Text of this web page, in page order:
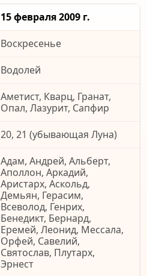
15 февраля 2009 г.
Воскресенье
Водолей
Аметист, Кварц, Гранат,
Опал, Лазурит, Сапфир
20, 21 (убывающая Луна)
Адам, Андрей, Альберт,
Аполлон, Аркадий,
Аристарх, Аскольд,
Демьян, Герасим,
Всеволод, Генрих,
Бенедикт, Бернард,
Еремей, Леонид, Мессала,
Орфей, Савелий,
Святослав, Плутарх,
Эрнест